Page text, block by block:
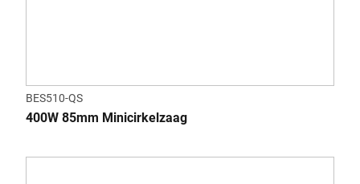
BES510-QS
400W 85mm Minicirkelzaag